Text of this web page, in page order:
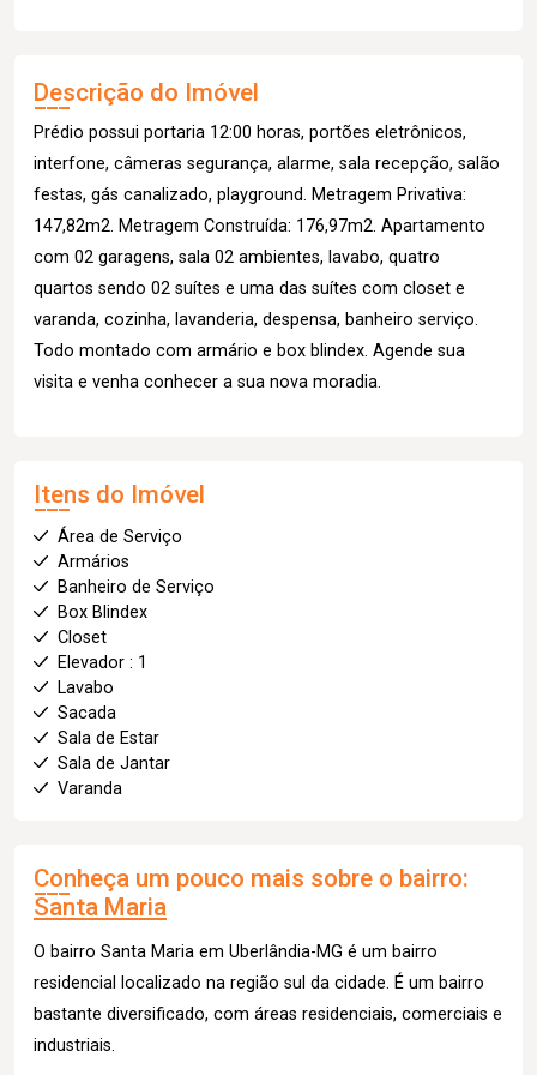
Descrição do Imóvel
Prédio possui portaria 12:00 horas, portões eletrônicos,
interfone, câmeras segurança, alarme, sala recepção, salão
festas, gás canalizado, playground. Metragem Privativa:
147,82m2. Metragem Construída: 176,97m2. Apartamento
com 02 garagens, sala 02 ambientes, lavabo, quatro
quartos sendo 02 suítes e uma das suítes com closet e
varanda, cozinha, lavanderia, despensa, banheiro serviço.
Todo montado com armário e box blindex. Agende sua
visita e venha conhecer a sua nova moradia.
Itens do Imóvel
Área de Serviço
Armários
Banheiro de Serviço
Box Blindex
Closet
Elevador : 1
Lavabo
Sacada
Sala de Estar
Sala de Jantar
Varanda
Conheça um pouco mais sobre o bairro:
Santa Maria
O bairro Santa Maria em Uberlândia-MG é um bairro
residencial localizado na região sul da cidade. É um bairro
bastante diversificado, com áreas residenciais, comerciais e
industriais.